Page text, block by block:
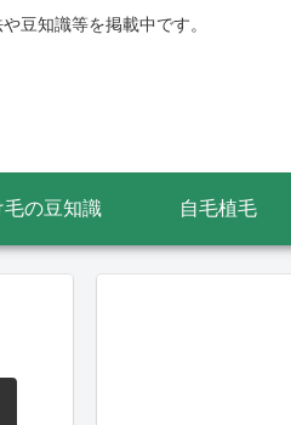
豆知識等を掲載中です。
の豆知識 自毛植毛